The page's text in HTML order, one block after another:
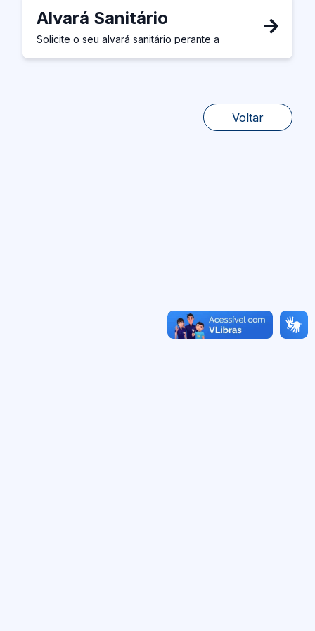
Alvará Sanitário
Solicite o seu alvará sanitário perante a
Voltar